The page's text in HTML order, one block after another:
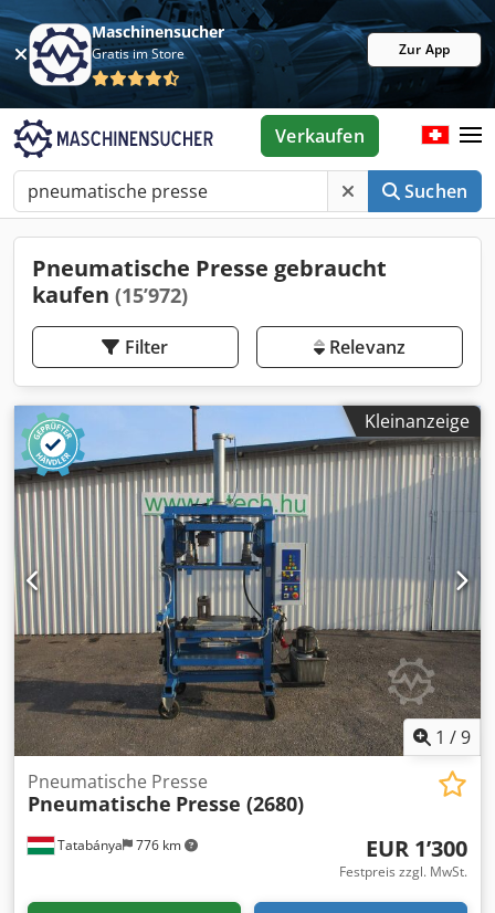
Maschinensucher
Gratis im Store Zur App
Suchen
Verkaufen
Pneumatische Presse gebraucht
kaufen (15’972)
Filter Relevanz
Kleinanzeige
1 /9
Tatabánya 776 km
Pneumatische Presse
Pneumatische Presse (2680)
EUR 1’300
Festpreis zzgl. MwSt.